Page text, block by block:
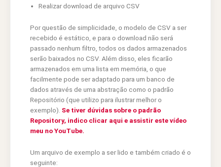
Realizar download de arquivo CSV
Por questão de simplicidade, o modelo de CSV a ser
recebido é estático, e para o download não será
passado nenhum filtro, todos os dados armazenados
serão baixados no CSV. Além disso, eles ficarão
armazenados em uma lista em memória, o que
facilmente pode ser adaptado para um banco de
dados através de uma abstração como o padrão
Repositório (que utilizo para ilustrar melhor o
exemplo). Se tiver dúvidas sobre o padrão
Repository, indico clicar aqui e assistir este vídeo
meu no YouTube.
Um arquivo de exemplo a ser lido e também criado é o
seguinte: